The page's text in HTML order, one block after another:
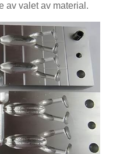
av valet av material.